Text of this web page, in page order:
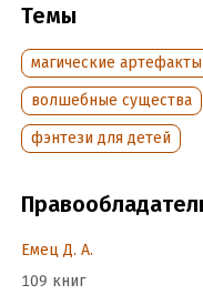
Подробная
Дата написания:1
Объем:483660
Год издания: 2011
ISBN (EAN):
Темы
магические артефакты
волшебные существа
фэнтези для детей
Емец Д. А.
109 книг